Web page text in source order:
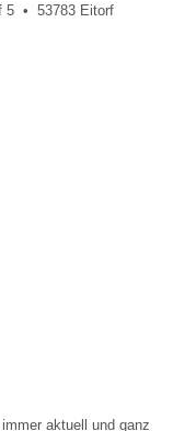
5 • 53783 Eitorf
aktuell und ganz